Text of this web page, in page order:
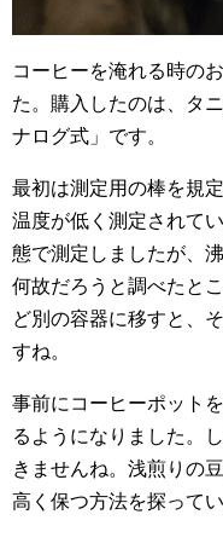
コーヒーを淹れる時の
た。購入したのは、タ
ナログ式」です。
最初は測定用の棒を規
温度が低く測定されて
態で測定しましたが、
何故だろうと調べたと
ど別の容器に移すと、
すね。
事前にコーヒーポット
るようになりました。
きませんね。浅煎りの
高く保つ方法を探って